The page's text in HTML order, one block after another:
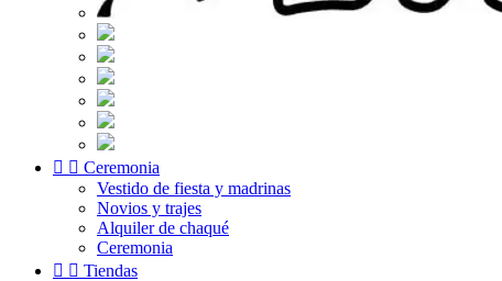
  Ceremonia
Vestido de fiesta y madrinas
Novios y trajes
Alquiler de chaqué
Ceremonia
  Tiendas